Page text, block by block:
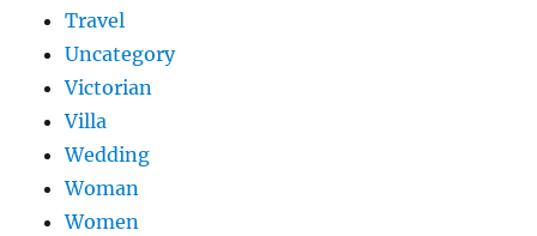
Travel
Uncategory
Victorian
Villa
Wedding
Woman
Women